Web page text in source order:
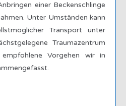
einer Beckenschlinge
Unter Umständen kann
Transport unter
Traumazentrum
Vorgehen wir in